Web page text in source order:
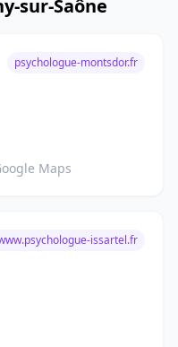
sur-Saône
psychologue-montsdor.fr
Maps
issartel.fr